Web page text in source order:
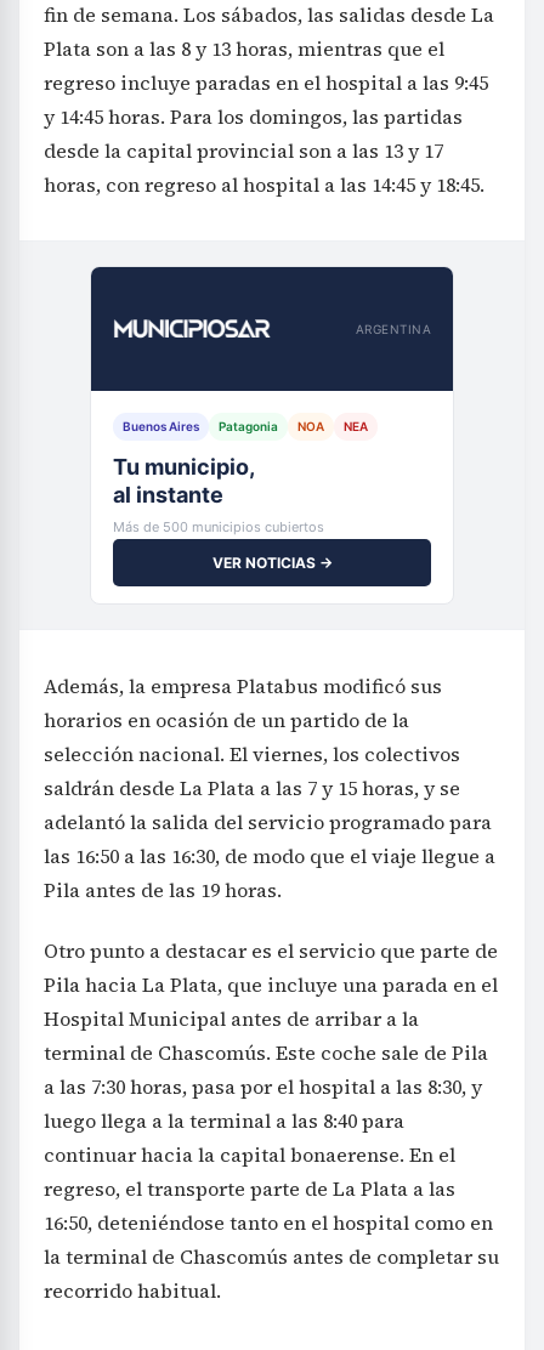
fin de semana. Los sábados, las salidas desde La
Plata son a las 8 y 13 horas, mientras que el
regreso incluye paradas en el hospital a las 9:45
y 14:45 horas. Para los domingos, las partidas
desde la capital provincial son a las 13 y 17
horas, con regreso al hospital a las 14:45 y 18:45.
ARGENTINA
Buenos Aires Patagonia NOA NEA
Tu municipio,
al instante
Más de 500 municipios cubiertos
VER NOTICIAS →
Además, la empresa Platabus modificó sus
horarios en ocasión de un partido de la
selección nacional. El viernes, los colectivos
saldrán desde La Plata a las 7 y 15 horas, y se
adelantó la salida del servicio programado para
las 16:50 a las 16:30, de modo que el viaje llegue a
Pila antes de las 19 horas.
Otro punto a destacar es el servicio que parte de
Pila hacia La Plata, que incluye una parada en el
Hospital Municipal antes de arribar a la
terminal de Chascomús. Este coche sale de Pila
a las 7:30 horas, pasa por el hospital a las 8:30, y
luego llega a la terminal a las 8:40 para
continuar hacia la capital bonaerense. En el
regreso, el transporte parte de La Plata a las
16:50, deteniéndose tanto en el hospital como en
la terminal de Chascomús antes de completar su
recorrido habitual.